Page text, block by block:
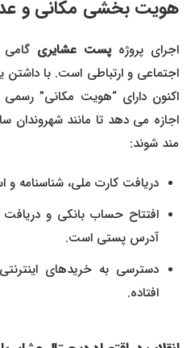
هویت بخشی مکانی و
اجرای پروژهپست عشایریگامی
اجتماعی و ارتباطی است. با داشتن
اکنون دارای “هویت مکانی” رسمی
اجازه می دهد تا مانند شهروندان
مند شوند:
دریافت کارت ملی، شناسنامه و
افتتاح حساب بانکی و دریافت
آدرس پستی است.
دسترسی به خریدهای اینترنتی و
افتاده.